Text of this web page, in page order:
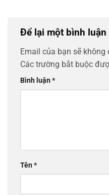
Để lại một bình luận
Email của bạn sẽ
Các trường bắt buộc
Bình luận*
Tên*